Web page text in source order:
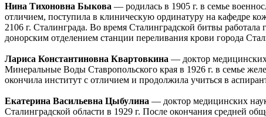
Нина Тихоновна Быкова — родилась в 1905 г. в семье
отличием, поступила в клиническую ординатуру на кафедре
2106 г. Сталинграда. Во время Сталинградской битвы
донорским отделением станции переливания крови города
Лариса Константиновна Квартовкина — доктор медицинских
Минеральные Воды Ставропольского края в 1926 г. в семье
окончила институт с отличием и продолжила учиться в
Екатерина Васильевна Цыбулина — доктор медицинских
Сталинградской области в 1929 г. После окончания средней